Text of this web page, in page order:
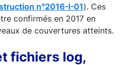
n°2016-I-01). Ces
confirmés en 2017 en
de couvertures atteints.
fichiers log,